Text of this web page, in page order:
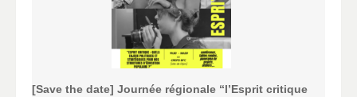
[Save the date] Journée régionale “l’Esprit critique